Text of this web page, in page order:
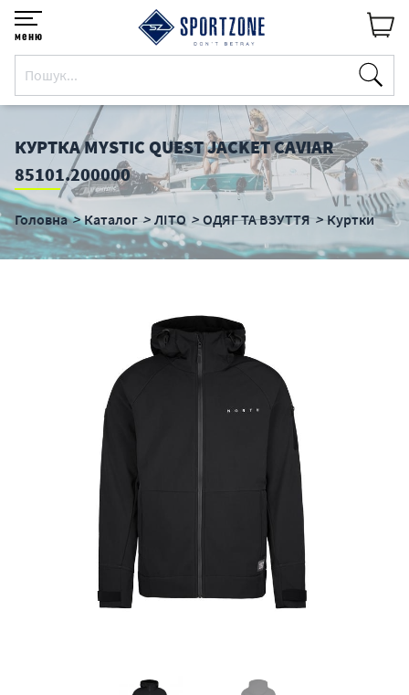
меню
КУРТКА MYSTIC QUEST JACKET CAVIAR
85101.200000
Головна Каталог ЛІТО ОДЯГ ТА ВЗУТТЯ Куртки